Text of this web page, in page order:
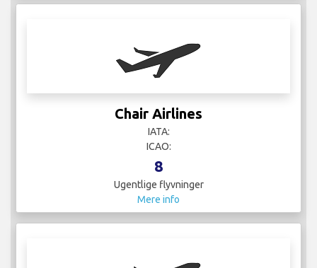
Chair Airlines
IATA:
ICAO:
8
Ugentlige flyvninger
Mere info